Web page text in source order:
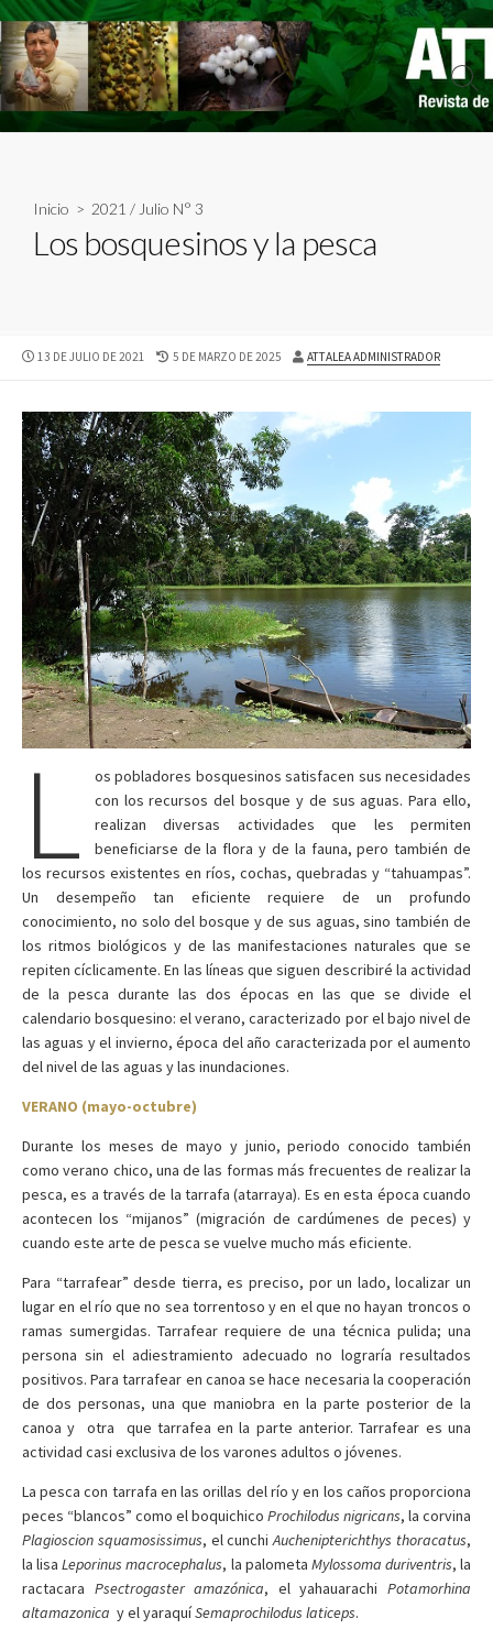
Skip
to
content
Inicio > 2021 / Julio N° 3
Los bosquesinos y la pesca
PUBLISHED
13 DE JULIO DE 2021
LAST
5 DE MARZO DE 2025 AUTHOR
ATTALEA ADMINISTRADOR
L
os pobladores bosquesinos satisfacen sus necesidades
con los recursos del bosque y de sus aguas. Para ello,
realizan diversas actividades que les permiten
beneficiarse de la flora y de la fauna, pero también de
los recursos existentes en ríos, cochas, quebradas y “tahuampas”.
Un desempeño tan eficiente requiere de un profundo
conocimiento, no solo del bosque y de sus aguas, sino también de
los ritmos biológicos y de las manifestaciones naturales que se
repiten cíclicamente. En las líneas que siguen describiré la actividad
de la pesca durante las dos épocas en las que se divide el
calendario bosquesino: el verano, caracterizado por el bajo nivel de
las aguas y el invierno, época del año caracterizada por el aumento
del nivel de las aguas y las inundaciones.
VERANO (mayo-octubre)
Durante los meses de mayo y junio, periodo conocido también
como verano chico, una de las formas más frecuentes de realizar la
pesca, es a través de la tarrafa (atarraya). Es en esta época cuando
acontecen los “mijanos” (migración de cardúmenes de peces) y
cuando este arte de pesca se vuelve mucho más eficiente.
Para “tarrafear” desde tierra, es preciso, por un lado, localizar un
lugar en el río que no sea torrentoso y en el que no hayan troncos o
ramas sumergidas. Tarrafear requiere de una técnica pulida; una
persona sin el adiestramiento adecuado no lograría resultados
positivos. Para tarrafear en canoa se hace necesaria la cooperación
de dos personas, una que maniobra en la parte posterior de la
canoa y otra que tarrafea en la parte anterior. Tarrafear es una
actividad casi exclusiva de los varones adultos o jóvenes.
La pesca con tarrafa en las orillas del río y en los caños proporciona
peces “blancos” como el boquichico Prochilodus nigricans, la corvina
Plagioscion squamosissimus, el cunchiAuchenipterichthys thoracatus,
la lisaLeporinus macrocephalus, la palometa Mylossoma duriventris, la
ractacara Psectrogaster amazónica, el yahauarachiPotamorhina
altamazonica y el yaraquíSemaprochilodus laticeps.